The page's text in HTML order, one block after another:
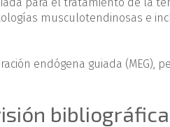
musculotendinosas e
endógena guiada (MEG),